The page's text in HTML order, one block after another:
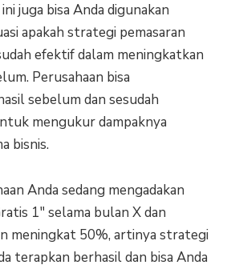
juga bisa Anda digunakan
apakah strategi pemasaran
efektif dalam meningkatkan
Perusahaan bisa
sebelum dan sesudah
mengukur dampaknya
bisnis.
Anda sedang mengadakan
1" selama bulan X dan
meningkat 50%, artinya strategi
terapkan berhasil dan bisa Anda